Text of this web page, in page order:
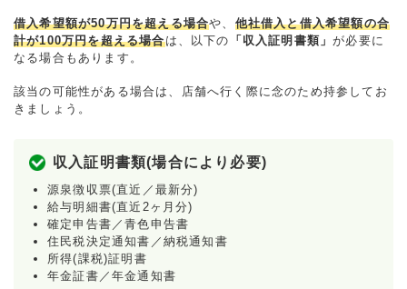
借入希望額が50万円を超える場合や、 他社借入と借入希望額の合
計が100万円を超える場合は、以下の 「収入証明書類」が必要に
なる場合もあります。
該当の可能性がある場合は、店舗へ行く際に念のため持参してお
きましょう。
収入証明書類(場合により必要)
源泉徴収票(直近／最新分)
給与明細書(直近2ヶ月分)
確定申告書／青色申告書
住民税決定通知書／納税通知書
所得(課税)証明書
年金証書／年金通知書